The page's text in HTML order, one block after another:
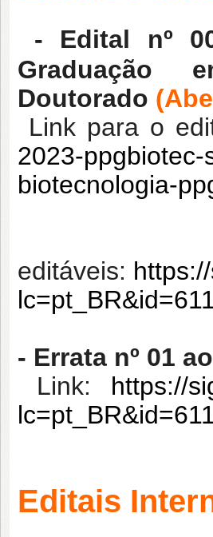
- Edital nº
Graduação
Doutorado
Link para o
2023-
biotecnologia-
Link
editáveis:
- Errata nº 01
Link: https://
Editais